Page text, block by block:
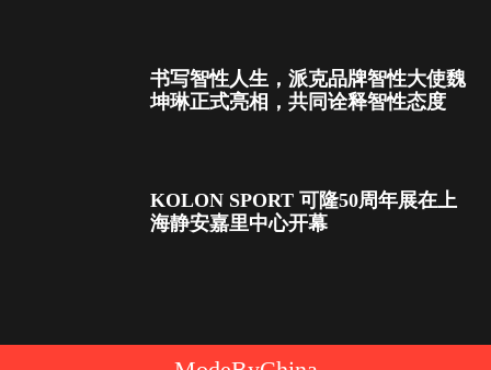
书写智性人生，派克品牌智性大使魏
坤琳正式亮相，共同诠释智性态度
KOLON SPORT 可隆50周年展在上
海静安嘉里中心开幕